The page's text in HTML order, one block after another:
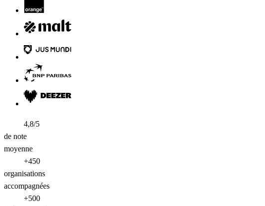
4,8/5
de note
moyenne
+450
organisations
accompagnées
+500